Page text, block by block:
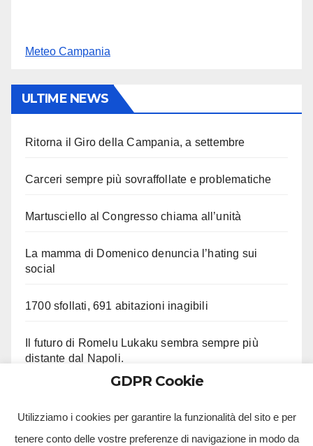
Meteo Campania
ULTIME NEWS
Ritorna il Giro della Campania, a settembre
Carceri sempre più sovraffollate e problematiche
Martusciello al Congresso chiama all’unità
La mamma di Domenico denuncia l’hating sui
social
1700 sfollati, 691 abitazioni inagibili
Il futuro di Romelu Lukaku sembra sempre più
distante dal Napoli.
GDPR Cookie
Utilizziamo i cookies per garantire la funzionalità del sito e per
tenere conto delle vostre preferenze di navigazione in modo da